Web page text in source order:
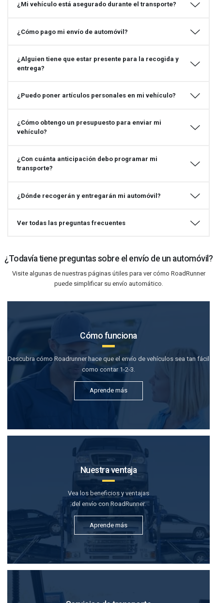
¿Mi vehículo está asegurado durante el transporte?
¿Cómo pago mi envío de automóvil?
¿Alguien tiene que estar presente para la recogida y
entrega?
¿Puedo poner artículos personales en mi vehículo?
¿Cómo obtengo un presupuesto para enviar mi
vehículo?
¿Con cuánta anticipación debo programar mi
transporte?
¿Dónde recogerán y entregarán mi automóvil?
Ver todas las preguntas frecuentes
¿Todavía tiene preguntas sobre el envío de un automóvil?
Visite algunas de nuestras páginas útiles para ver cómo RoadRunner
puede simplificar su envío automático.
Cómo funciona
Descubra cómo Roadrunner hace que el envío de vehículos sea tan fácil
como contar 1-2-3.
Aprende más
Nuestra ventaja
Vea los beneficios y ventajas
del envío con RoadRunner.
Aprende más